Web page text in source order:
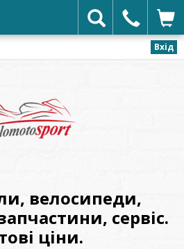
Вхід
велосипеди,
сервіс.
ціни.